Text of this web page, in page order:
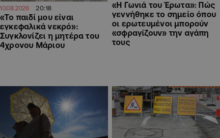
10.08.2026 20:18
«Το παιδί μου είναι
εγκεφαλικά νεκρό»:
Συγκλονίζει η μητέρα του
4χρονου Μάριου
«Η Γωνιά του Έρωτα»: Πώς
γεννήθηκε το σημείο όπου
οι ερωτευμένοι μπορούν
«σφραγίζουν» την αγάπη
τους